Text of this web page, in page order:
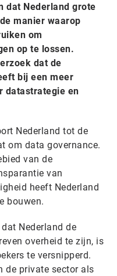
dat Nederland grote
manier waarop
om
op te lossen.
dat de
bij een meer
datastrategie en
Nederland tot de
om data governance.
van de
van
heeft Nederland
bouwen.
Nederland de
overheid te zijn, is
te versnipperd.
de private sector als